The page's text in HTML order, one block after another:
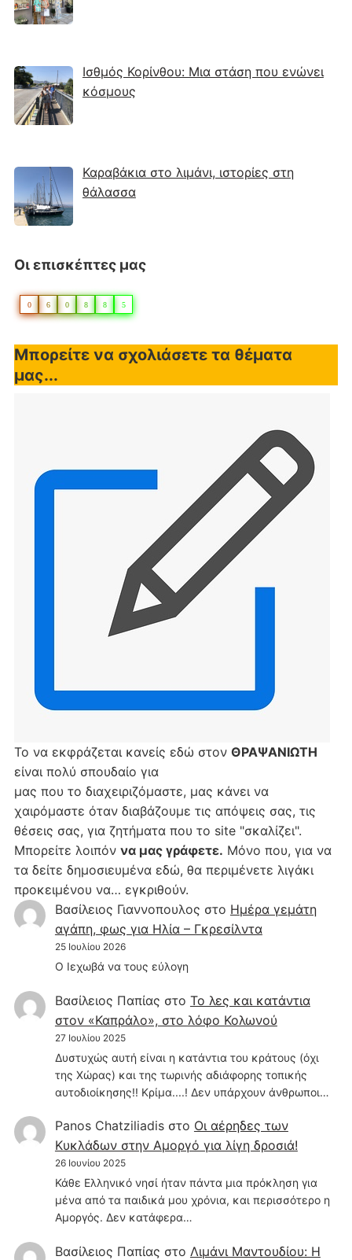
Ισθμός Κορίνθου: Μια στάση που ενώνει
κόσμους
Καραβάκια στο λιμάνι, ιστορίες στη
θάλασσα
Οι επισκέπτες μας
0 6 0 8 8 5
Μπορείτε να σχολιάσετε τα θέματα
μας...
Το να εκφράζεται κανείς εδώ στον ΘΡΑΨΑΝΙΩΤΗ
είναι πολύ σπουδαίο για
μας που το διαχειριζόμαστε, μας κάνει να
χαιρόμαστε όταν διαβάζουμε τις απόψεις σας, τις
θέσεις σας, για ζητήματα που το site "σκαλίζει".
Μπορείτε λοιπόν να μας γράφετε. Μόνο που, για να
τα δείτε δημοσιευμένα εδώ, θα περιμένετε λιγάκι
προκειμένου να… εγκριθούν.
Βασίλειος Γιαννοπουλος στο Hμέρα γεμάτη
αγάπη, φως για Ηλία – Γκρεσίλντα
25 Ιουλίου 2026
Ο Ιεχωβά να τους εύλογη
Βασίλειος Παπίας στο Το λες και κατάντια
στον «Καπράλο», στο λόφο Κολωνού
27 Ιουλίου 2025
Δυστυχώς αυτή είναι η κατάντια του κράτους (όχι
της Χώρας) και της τωρινής αδιάφορης τοπικής
αυτοδιοίκησης!! Κρίμα....! Δεν υπάρχουν άνθρωποι…
Panos Chatziliadisστο Οι αέρηδες των
Κυκλάδων στην Αμοργό για λίγη δροσιά!
26 Ιουνίου 2025
Κάθε Ελληνικό νησί ήταν πάντα μια πρόκληση για
μένα από τα παιδικά μου χρόνια, και περισσότερο η
Αμοργός. Δεν κατάφερα…
Βασίλειος Παπίας στο Λιμάνι Μαντουδίου: Η